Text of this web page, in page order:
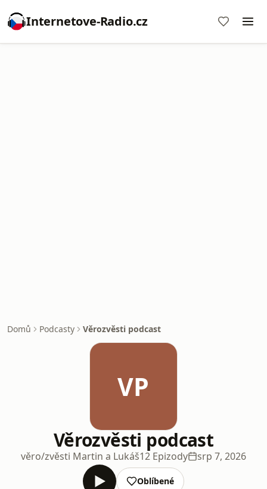
Internetove-Radio.cz
Domů Podcasty Věrozvěsti podcast
VP
Věrozvěsti podcast
věro/zvěsti Martin a Lukáš12 Epizody srp 7, 2026
Oblíbené